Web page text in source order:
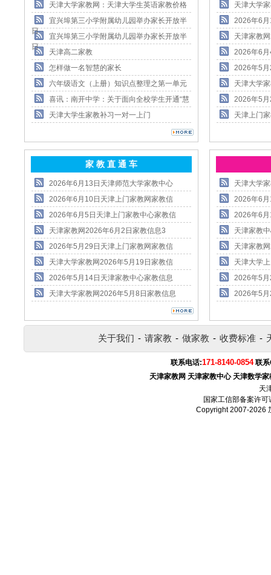
天津大学家教网：天津大学生英语家教价格
宜兴埠第三小学附属幼儿园举办家长开放半
日
宜兴埠第三小学附属幼儿园举办家长开放半
日
天津高二家教
怎样做一名智慧的家长
六年级语文（上册）知识点整理之第一单元
喜讯：南开中学：关于面向全校学生开通“慧
天津大学生家教补习一对一上门
天津大学
2026年6
天津家教
2026年6
2026年5
天津大学
2026年5
天津上门
家 教 直 通 车
2026年6月13日天津师范大学家教中心
2026年6月10日天津上门家教网家教信
2026年6月5日天津上门家教中心家教信
天津家教网2026年6月2日家教信息3
2026年5月29日天津上门家教网家教信
天津大学家教网2026年5月19日家教信
2026年5月14日天津家教中心家教信息
天津大学家教网2026年5月8日家教信息
天津大学
2026年6
2026年6
天津家教
天津家教
天津大学
2026年5
2026年5
关于我们 - 请家教 - 做家教 - 收费标准 -
联系电话:171-8140-0854 联
天津家教网 天津家教中心 天津数学家
天
国家工信部备案许可
Copyright 2007-2026